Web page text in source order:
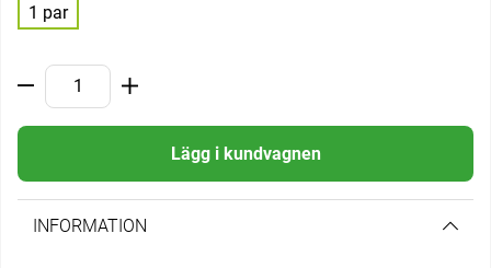
1 par
Lägg i kundvagnen
INFORMATION